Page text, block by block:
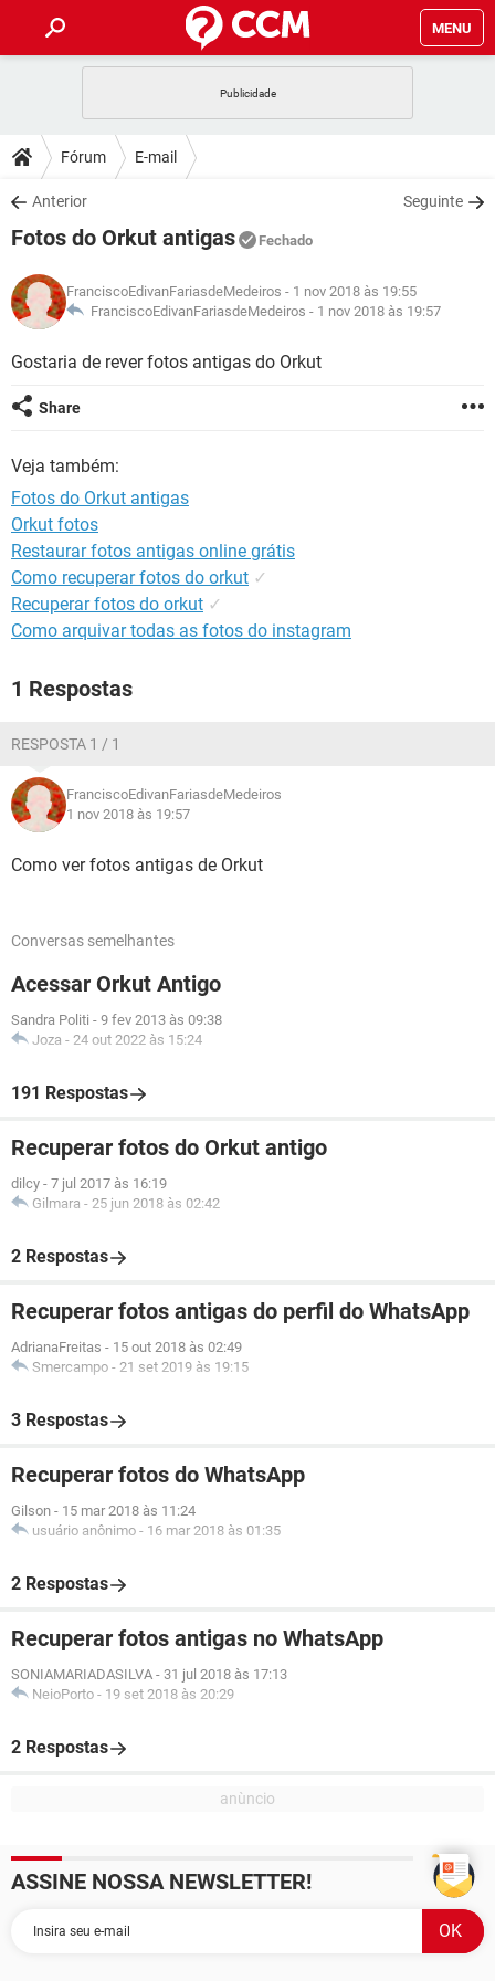
MENU
CELULAR
OUTLOOK
INSTAGRAM GMAIL
GUIA DE COMPRAS
DICAS
JOGOS
INSTAGRAM GMAIL
GUIA DE COMPRAS
DOWNLOADS
JOGOS WHATSAPP
CELULAR
OUTLOOK EXCEL
INSTAGRAM GMAIL
JOGOS WHATSAPP
CELULAR
OUTLOOK EXCEL
INSTAGRAM
GLOSSÁRIO
WHATSAPP
INSTAGRAM
GUIA DE COMPRAS
Fórum E-mail
Anterior Seguinte
Fotos do Orkut antigas Fechado
FranciscoEdivanFariasdeMedeiros - 1 nov 2018 às 19:55
FranciscoEdivanFariasdeMedeiros - 1 nov 2018 às 19:57
Gostaria de rever fotos antigas do Orkut
Share
Veja também:
Fotos do Orkut antigas
Orkut fotos
Restaurar fotos antigas online grátis
Como recuperar fotos do orkut ✓
Recuperar fotos do orkut ✓
Como arquivar todas as fotos do instagram
1 Respostas
RESPOSTA 1 / 1
FranciscoEdivanFariasdeMedeiros
1 nov 2018 às 19:57
Como ver fotos antigas de Orkut
Conversas semelhantes
Acessar Orkut Antigo
Sandra Politi - 9 fev 2013 às 09:38
Joza - 24 out 2022 às 15:24
191 Respostas
Recuperar fotos do Orkut antigo
dilcy - 7 jul 2017 às 16:19
Gilmara - 25 jun 2018 às 02:42
2 Respostas
Recuperar fotos antigas do perfil do WhatsApp
AdrianaFreitas - 15 out 2018 às 02:49
Smercampo - 21 set 2019 às 19:15
3 Respostas
Recuperar fotos do WhatsApp
Gilson - 15 mar 2018 às 11:24
usuário anônimo - 16 mar 2018 às 01:35
2 Respostas
Recuperar fotos antigas no WhatsApp
SONIAMARIADASILVA - 31 jul 2018 às 17:13
NeioPorto - 19 set 2018 às 20:29
2 Respostas
ASSINE NOSSA NEWSLETTER!